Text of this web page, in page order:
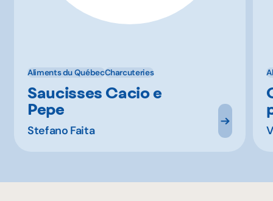
Aliments du QuébecCharcuteries
Saucisses Cacio e
Pepe
Stefano Faita